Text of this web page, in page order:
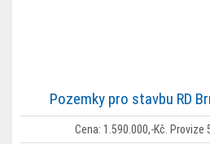
Pozemky pro stavbu RD
Cena: 1.590.000,-Kč. Provize